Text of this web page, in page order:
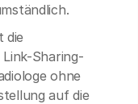
die
Sharing-
ohne
auf die